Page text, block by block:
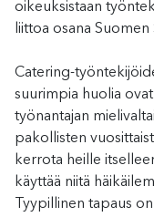
oikeuksistaan
liittoa osana Suomen
Catering-
suurimpia huolia ovat
työnantajan
pakollisten
kerrota heille
käyttää niitä
Tyypillinen tapaus on